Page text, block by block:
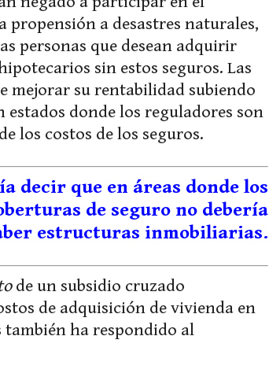
a desastres naturales,
personas que desean adquirir
sin estos seguros. Las
mejorar su rentabilidad subiendo
estados donde los reguladores son
los costos de los seguros.
decir que en áreas donde los
de seguro no debería
estructuras inmobiliarias.
de un subsidio cruzado
de adquisición de vivienda en
también ha respondido al